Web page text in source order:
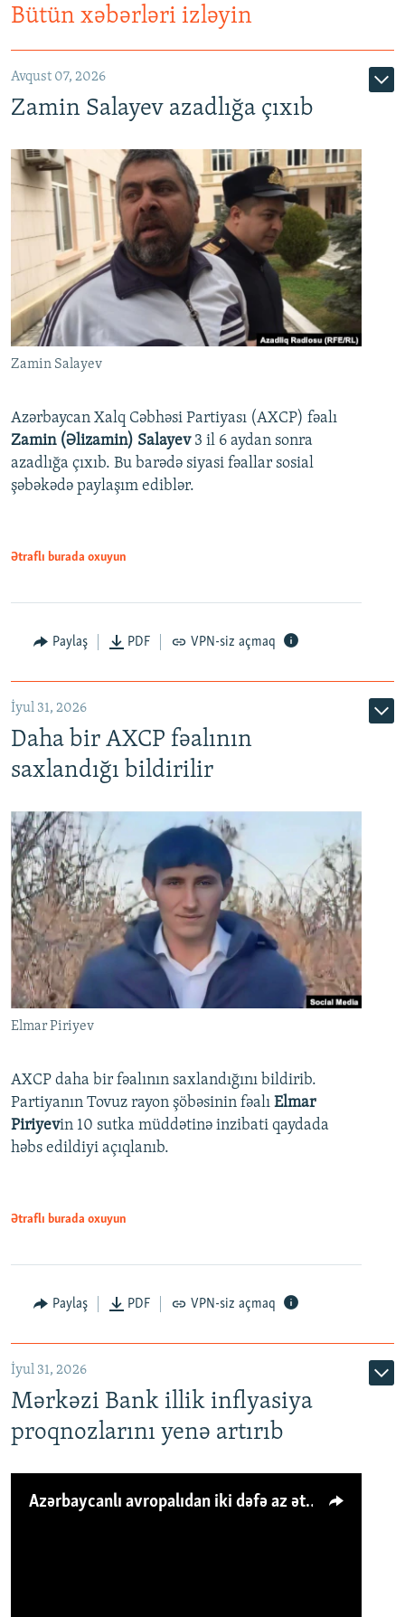
Bütün xəbərləri izləyin
Avqust 07, 2026
Zamin Salayev azadlığa çıxıb
Zamin Salayev
Azərbaycan Xalq Cəbhəsi Partiyası (AXCP) fəalı
Zamin (Əlizamin) Salayev 3 il 6 aydan sonra
azadlığa çıxıb. Bu barədə siyasi fəallar sosial
şəbəkədə paylaşım ediblər.
Ətraflı burada oxuyun
Paylaş PDF VPN-siz açmaq
İyul 31, 2026
Daha bir AXCP fəalının
saxlandığı bildirilir
Elmar Piriyev
AXCP daha bir fəalının saxlandığını bildirib.
Partiyanın Tovuz rayon şöbəsinin fəalı Elmar
Piriyevin 10 sutka müddətinə inzibati qaydada
həbs edildiyi açıqlanıb.
Ətraflı burada oxuyun
Paylaş PDF VPN-siz açmaq
İyul 31, 2026
Mərkəzi Bank illik inflyasiya
proqnozlarını yenə artırıb
Azərbaycanlı avropalıdan iki dəfə az ət yeyir, amma... 'Qiymət artımı qaçılmazdır'